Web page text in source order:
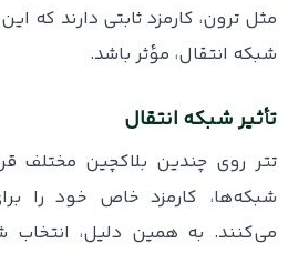
مثل ترون، کارمزد ثابتی دارند که
شبکه انتقال، مؤثر باشد.
تأثیر شبکه انتقال
تتر روی چندین بلاکچین مختلف
می‌کنند. به همین دلیل، انتخاب